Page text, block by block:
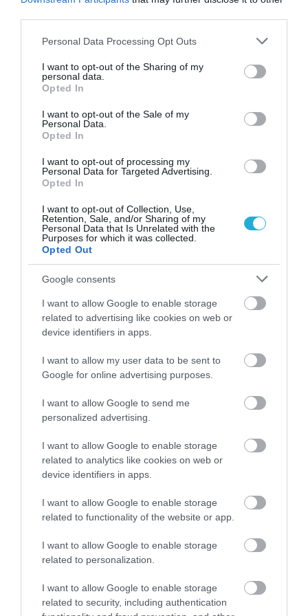
Please note that this website/app uses one or more Google
not limited to your visit or usage behaviour. You may click to
grant or deny consent to Google and its third-party tags to
use your data for below specified purposes in below Google
consent section.
Personal Data Processing Opt Outs
I want to opt-out of the Sharing of my
personal data.
Opted In
I want to opt-out of the Sale of my
Personal Data.
Opted In
I want to opt-out of processing my
Personal Data for Targeted Advertising.
Opted In
I want to opt-out of Collection, Use,
Retention, Sale, and/or Sharing of my
Personal Data that Is Unrelated with the
Purposes for which it was collected.
Opted Out
Google consents
I want to allow Google to enable storage
related to advertising like cookies on web or
device identifiers in apps.
I want to allow my user data to be sent to
Google for online advertising purposes.
I want to allow Google to send me
personalized advertising.
I want to allow Google to enable storage
related to analytics like cookies on web or
device identifiers in apps.
I want to allow Google to enable storage
related to functionality of the website or app.
I want to allow Google to enable storage
related to personalization.
I want to allow Google to enable storage
related to security, including authentication
μια προσπάθεια συνδιαμόρφωσης με την
κοινωνία.»
επίκεντρο της πολιτικής
αντιπαράθεσης, ενώ το ΠΑΣΟΚ
συνεργασιών;
Αλέξης Τσίπρας επιστρέφει ως κεντρικός
πολιτικός παίκτης, και αυτό από μόνο του
αναδιατάσσει το σκηνικό.
τυχαία· δείχνει ότι υπάρχει πολιτικό κενό
στην αντιπολίτευση που πλέον καλύπτεται
με μια νέα πρόταση εξουσίας.
Όσο για συνεργασίες, είναι εξαιρετικά
πρόωρο να συζητηθούν. Σήμερα μιλάμε για
την ίδρυση ενός νέου πολιτικού φορέα. Η
προτεραιότητα είναι η κοινωνία, όχι οι
συμμαχίες κορυφής.»
Τι νέο φέρνει ο Τσίπρας στην
πολιτική σκηνή;
Απάντηση:«Το νέο στοιχείο είναι η
μετάβαση σε μια “κυβερνώσα αριστερά” με
εμπειρία διακυβέρνησης, όχι θεωρητική